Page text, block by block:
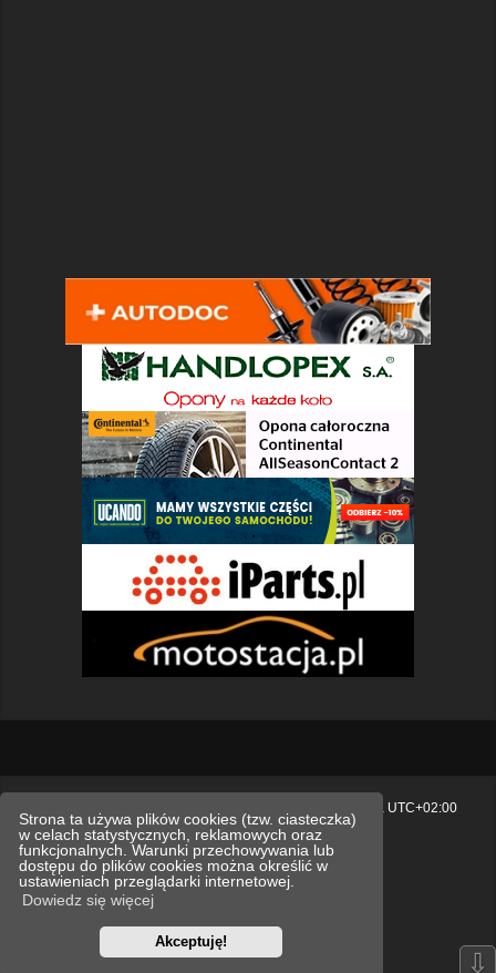
Strona ta używa plików cookies (tzw. ciasteczka)
w celach statystycznych, reklamowych oraz
funkcjonalnych. Warunki przechowywania lub
dostępu do plików cookies można określić w
ustawieniach przeglądarki internetowej.
Dowiedz się więcej
Akceptuję!
Strefa czasowa UTC+02:00
Polityka prywatności.
Technologię dostarczaphpBB® Forum Software © phpBB Limited
Polski pakiet językowy dostarczaphpBB.pl
we_universal created by INVENTEA & v12mike
phpBB SEO ⇩